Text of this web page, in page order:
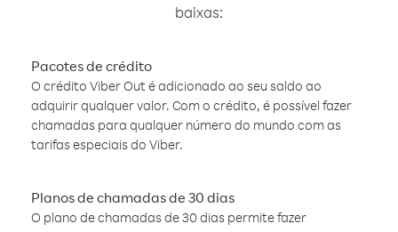
baixas:
Pacotes de crédito
O crédito Viber Out é adicionado ao seu saldo ao
adquirir qualquer valor. Com o crédito, é possível fazer
chamadas para qualquer número do mundo com as
tarifas especiais do Viber.
Planos de chamadas de 30 dias
O plano de chamadas de 30 dias permite fazer